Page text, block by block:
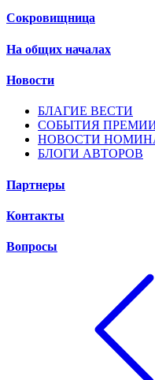
Сокровищница
На общих началах
Новости
БЛАГИЕ ВЕСТИ
СОБЫТИЯ
НОВОСТИ
БЛОГИ АВТОРОВ
Партнеры
Контакты
Вопросы